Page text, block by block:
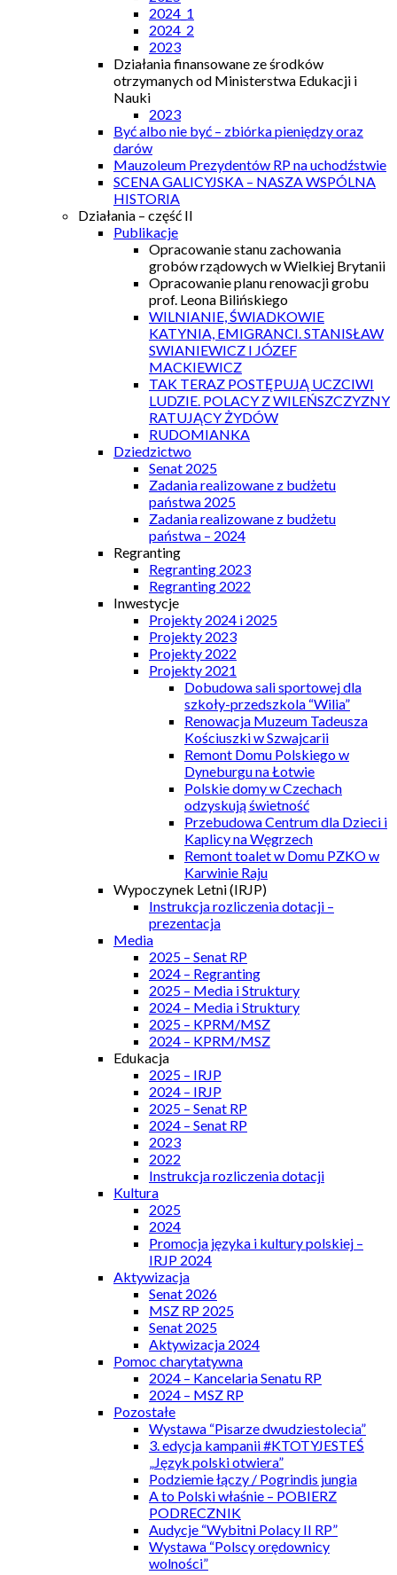
2024_1
2024_2
2023
Działania finansowane ze środków
otrzymanych od Ministerstwa Edukacji i
Nauki
2023
Być albo nie być – zbiórka pieniędzy oraz
darów
Mauzoleum Prezydentów RP na uchodźstwie
SCENA GALICYJSKA – NASZA WSPÓLNA
HISTORIA
Działania – część II
Publikacje
Opracowanie stanu zachowania
grobów rządowych w Wielkiej Brytanii
Opracowanie planu renowacji grobu
prof. Leona Bilińskiego
WILNIANIE, ŚWIADKOWIE
KATYNIA, EMIGRANCI. STANISŁAW
SWIANIEWICZ I JÓZEF
MACKIEWICZ
TAK TERAZ POSTĘPUJĄ UCZCIWI
LUDZIE. POLACY Z WILEŃSZCZYZNY
RATUJĄCY ŻYDÓW
RUDOMIANKA
Dziedzictwo
Senat 2025
Zadania realizowane z budżetu
państwa 2025
Zadania realizowane z budżetu
państwa – 2024
Regranting
Regranting 2023
Regranting 2022
Inwestycje
Projekty 2024 i 2025
Projekty 2023
Projekty 2022
Projekty 2021
Dobudowa sali sportowej dla
szkoły-przedszkola “Wilia”
Renowacja Muzeum Tadeusza
Kościuszki w Szwajcarii
Remont Domu Polskiego w
Dyneburgu na Łotwie
Polskie domy w Czechach
odzyskują świetność
Przebudowa Centrum dla Dzieci i
Kaplicy na Węgrzech
Remont toalet w Domu PZKO w
Karwinie Raju
Wypoczynek Letni (IRJP)
Instrukcja rozliczenia dotacji –
prezentacja
Media
2025 – Senat RP
2024 – Regranting
2025 – Media i Struktury
2024 – Media i Struktury
2025 – KPRM/MSZ
2024 – KPRM/MSZ
Edukacja
2025 – IRJP
2024 – IRJP
2025 – Senat RP
2024 – Senat RP
2023
2022
Instrukcja rozliczenia dotacji
Kultura
2025
2024
Promocja języka i kultury polskiej –
IRJP 2024
Aktywizacja
Senat 2026
MSZ RP 2025
Senat 2025
Aktywizacja 2024
Pomoc charytatywna
2024 – Kancelaria Senatu RP
2024 – MSZ RP
Pozostałe
Wystawa “Pisarze dwudziestolecia”
3. edycja kampanii #KTOTYJESTEŚ
„Język polski otwiera”
Podziemie łączy / Pogrindis jungia
A to Polski właśnie – POBIERZ
PODRECZNIK
Audycje “Wybitni Polacy II RP”
Wystawa “Polscy orędownicy
wolności”